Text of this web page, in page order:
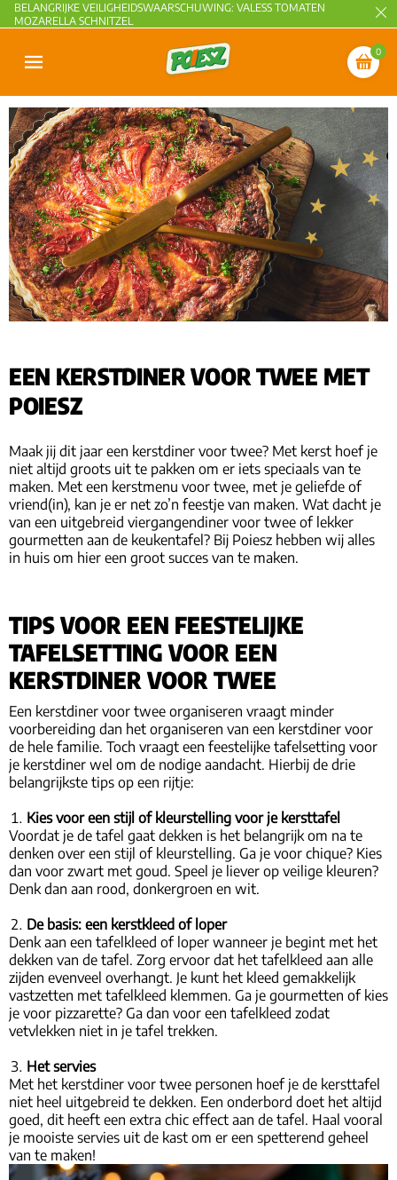
BELANGRIJKE VEILIGHEIDSWAARSCHUWING: VALESS TOMATEN
MOZARELLA SCHNITZEL
0
EEN KERSTDINER VOOR TWEE MET
POIESZ
Maak jij dit jaar een kerstdiner voor twee? Met kerst hoef je
niet altijd groots uit te pakken om er iets speciaals van te
maken. Met een kerstmenu voor twee, met je geliefde of
vriend(in), kan je er net zo’n feestje van maken. Wat dacht je
van een uitgebreid viergangendiner voor twee of lekker
gourmetten aan de keukentafel? Bij Poiesz hebben wij alles
in huis om hier een groot succes van te maken.
TIPS VOOR EEN FEESTELIJKE
TAFELSETTING VOOR EEN
KERSTDINER VOOR TWEE
Een kerstdiner voor twee organiseren vraagt minder
voorbereiding dan het organiseren van een kerstdiner voor
de hele familie. Toch vraagt een feestelijke tafelsetting voor
je kerstdiner wel om de nodige aandacht. Hierbij de drie
belangrijkste tips op een rijtje:
Kies voor een stijl of kleurstelling voor je kersttafel
Voordat je de tafel gaat dekken is het belangrijk om na te
denken over een stijl of kleurstelling. Ga je voor chique? Kies
dan voor zwart met goud. Speel je liever op veilige kleuren?
Denk dan aan rood, donkergroen en wit.
De basis: een kerstkleed of loper
Denk aan een tafelkleed of loper wanneer je begint met het
dekken van de tafel. Zorg ervoor dat het tafelkleed aan alle
zijden evenveel overhangt. Je kunt het kleed gemakkelijk
vastzetten met tafelkleed klemmen. Ga je gourmetten of kies
je voor pizzarette? Ga dan voor een tafelkleed zodat
vetvlekken niet in je tafel trekken.
Het servies
Met het kerstdiner voor twee personen hoef je de kersttafel
niet heel uitgebreid te dekken. Een onderbord doet het altijd
goed, dit heeft een extra chic effect aan de tafel. Haal vooral
je mooiste servies uit de kast om er een spetterend geheel
van te maken!